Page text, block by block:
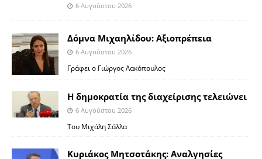
6 Αυγούστου 2026
Δόμνα Μιχαηλίδου: Αξιοπρέπεια
6 Αυγούστου 2026
Γράφει ο Γιώργος Λακόπουλος
Η δημοκρατία της διαχείρισης τελειώνει
6 Αυγούστου 2026
Του Μιχάλη Σάλλα
Κυριάκος Μητσοτάκης: Αναλγησίες